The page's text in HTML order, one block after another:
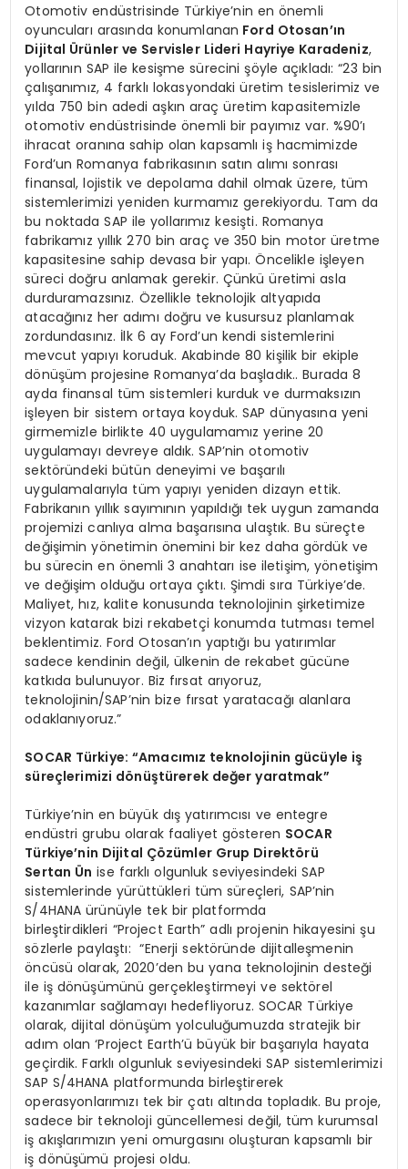
Otomotiv endüstrisinde Türkiye’nin en önemli
oyuncuları arasında konumlanan Ford Otosan’ın
Dijital Ürünler ve Servisler Lideri Hayriye Karadeniz,
yollarının SAP ile kesişme sürecini şöyle açıkladı: “23 bin
çalışanımız, 4 farklı lokasyondaki üretim tesislerimiz ve
yılda 750 bin adedi aşkın araç üretim kapasitemizle
otomotiv endüstrisinde önemli bir payımız var. %90’ı
ihracat oranına sahip olan kapsamlı iş hacmimizde
Ford’un Romanya fabrikasının satın alımı sonrası
finansal, lojistik ve depolama dahil olmak üzere, tüm
sistemlerimizi yeniden kurmamız gerekiyordu. Tam da
bu noktada SAP ile yollarımız kesişti. Romanya
fabrikamız yıllık 270 bin araç ve 350 bin motor üretme
kapasitesine sahip devasa bir yapı. Öncelikle işleyen
süreci doğru anlamak gerekir. Çünkü üretimi asla
durduramazsınız. Özellikle teknolojik altyapıda
atacağınız her adımı doğru ve kusursuz planlamak
zordundasınız. İlk 6 ay Ford’un kendi sistemlerini
mevcut yapıyı koruduk. Akabinde 80 kişilik bir ekiple
dönüşüm projesine Romanya’da başladık.. Burada 8
ayda finansal tüm sistemleri kurduk ve durmaksızın
işleyen bir sistem ortaya koyduk. SAP dünyasına yeni
girmemizle birlikte 40 uygulamamız yerine 20
uygulamayı devreye aldık. SAP’nin otomotiv
sektöründeki bütün deneyimi ve başarılı
uygulamalarıyla tüm yapıyı yeniden dizayn ettik.
Fabrikanın yıllık sayımının yapıldığı tek uygun zamanda
projemizi canlıya alma başarısına ulaştık. Bu süreçte
değişimin yönetimin önemini bir kez daha gördük ve
bu sürecin en önemli 3 anahtarı ise iletişim, yönetişim
ve değişim olduğu ortaya çıktı. Şimdi sıra Türkiye’de.
Maliyet, hız, kalite konusunda teknolojinin şirketimize
vizyon katarak bizi rekabetçi konumda tutması temel
beklentimiz. Ford Otosan’ın yaptığı bu yatırımlar
sadece kendinin değil, ülkenin de rekabet gücüne
katkıda bulunuyor. Biz fırsat arıyoruz,
teknolojinin/SAP’nin bize fırsat yaratacağı alanlara
odaklanıyoruz.”
SOCAR Türkiye: “Amacımız teknolojinin gücüyle iş
süreçlerimizi dönüştürerek değer yaratmak”
Türkiye’nin en büyük dış yatırımcısı ve entegre
endüstri grubu olarak faaliyet gösteren SOCAR
Türkiye’nin Dijital Çözümler Grup Direktörü
Sertan Ün ise farklı olgunluk seviyesindeki SAP
sistemlerinde yürüttükleri tüm süreçleri, SAP’nin
S/4HANA ürünüyle tek bir platformda
birleştirdikleri “Project Earth” adlı projenin hikayesini şu
sözlerle paylaştı: “Enerji sektöründe dijitalleşmenin
öncüsü olarak, 2020’den bu yana teknolojinin desteği
ile iş dönüşümünü gerçekleştirmeyi ve sektörel
kazanımlar sağlamayı hedefliyoruz. SOCAR Türkiye
olarak, dijital dönüşüm yolculuğumuzda stratejik bir
adım olan ‘Project Earth’ü büyük bir başarıyla hayata
geçirdik. Farklı olgunluk seviyesindeki SAP sistemlerimizi
SAP S/4HANA platformunda birleştirerek
operasyonlarımızı tek bir çatı altında topladık. Bu proje,
sadece bir teknoloji güncellemesi değil, tüm kurumsal
iş akışlarımızın yeni omurgasını oluşturan kapsamlı bir
iş dönüşümü projesi oldu.